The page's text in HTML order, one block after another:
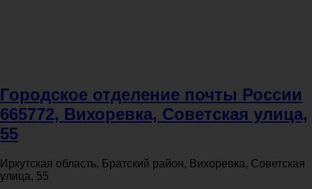
Городское отделение почты России
665772, Вихоревка, Советская улица,
55
Иркутская область, Братский район, Вихоревка, Советская
улица, 55